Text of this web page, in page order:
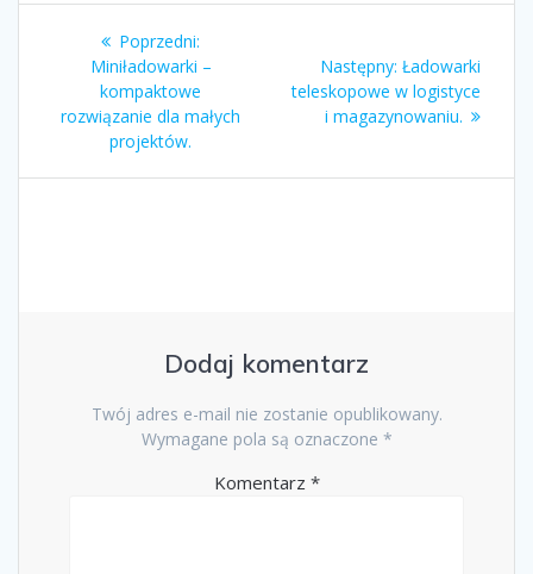
Nawigacja
wpisu
Poprzedni:
wpis:
Miniładowarki –
kompaktowe
rozwiązanie dla małych
projektów.
Następny: Następny
wpis:
Ładowarki
teleskopowe w logistyce
i magazynowaniu.
Dodaj komentarz
Twój adres e-mail nie zostanie opublikowany.
Wymagane pola są oznaczone *
Komentarz *